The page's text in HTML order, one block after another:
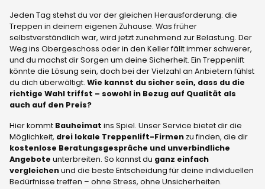
Jeden Tag stehst du vor der gleichen Herausforderung: die
Treppen in deinem eigenen Zuhause. Was früher
selbstverständlich war, wird jetzt zunehmend zur Belastung. Der
Weg ins Obergeschoss oder in den Keller fällt immer schwerer,
und du machst dir Sorgen um deine Sicherheit. Ein Treppenlift
könnte die Lösung sein, doch bei der Vielzahl an Anbietern fühlst
du dich überwältigt. Wie kannst du sicher sein, dass du die
richtige Wahl triffst – sowohl in Bezug auf Qualität als
auch auf den Preis?
Hier kommt Bauheimat ins Spiel. Unser Service bietet dir die
Möglichkeit, drei lokale Treppenlift-Firmen zu finden, die dir
kostenlose Beratungsgespräche und unverbindliche
Angebote unterbreiten. So kannst du ganz einfach
vergleichenund die beste Entscheidung für deine individuellen
Bedürfnisse treffen – ohne Stress, ohne Unsicherheiten.